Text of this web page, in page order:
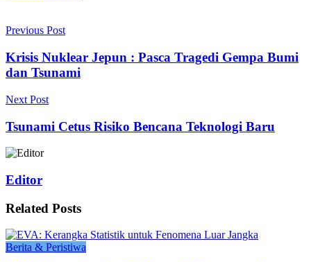
Previous Post
Krisis Nuklear Jepun : Pasca Tragedi Gempa Bumi
dan Tsunami
Next Post
Tsunami Cetus Risiko Bencana Teknologi Baru
Editor
Related Posts
Berita & Peristiwa